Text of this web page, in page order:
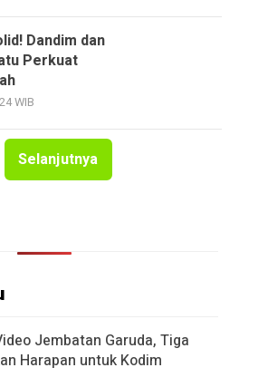
Dandim dan
Perkuat
WIB
Selanjutnya
Jembatan Garuda, Tiga
Harapan untuk Kodim